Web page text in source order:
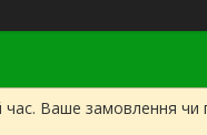
час. Ваше замовлення